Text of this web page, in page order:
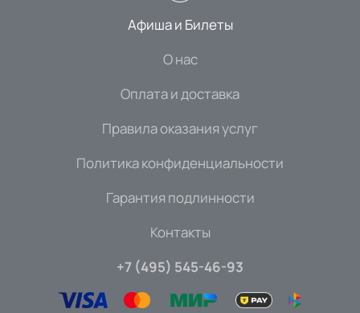
Афиша и Билеты
О нас
Оплата и доставка
Правила оказания услуг
Политика конфиденциальности
Гарантия подлинности
Контакты
+7 (495) 545-46-93